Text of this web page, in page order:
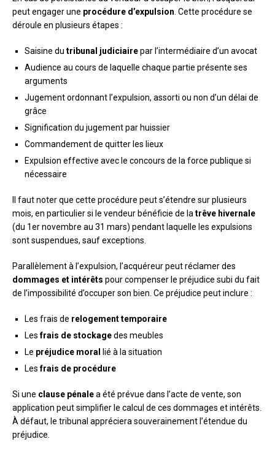
peut engager une procédure d’expulsion . Cette procédure se
déroule en plusieurs étapes :
Saisine du tribunal judiciairepar l’intermédiaire d’un avocat
Audience au cours de laquelle chaque partie présente ses
arguments
Jugement ordonnant l’expulsion, assorti ou non d’un délai de
grâce
Signification du jugement par huissier
Commandement de quitter les lieux
Expulsion effective avec le concours de la force publique si
nécessaire
Il faut noter que cette procédure peut s’étendre sur plusieurs
mois, en particulier si le vendeur bénéficie de la trêve hivernale
(du 1er novembre au 31 mars) pendant laquelle les expulsions
sont suspendues, sauf exceptions.
Parallèlement à l’expulsion, l’acquéreur peut réclamer des
dommages et intérêts pour compenser le préjudice subi du fait
de l’impossibilité d’occuper son bien. Ce préjudice peut inclure :
Les frais de relogement temporaire
Lesfrais de stockagedes meubles
Le préjudice moral
lié à la situation
Lesfrais de procédure
Si une clause pénalea été prévue dans l’acte de vente, son
application peut simplifier le calcul de ces dommages et intérêts.
À défaut, le tribunal appréciera souverainement l’étendue du
préjudice.